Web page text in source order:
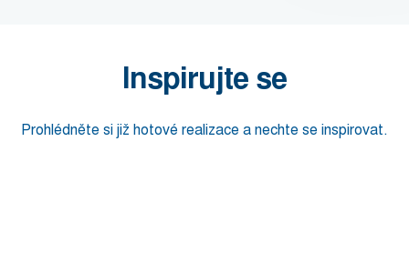
Inspirujte se
Prohlédněte si již hotové realizace a nechte se inspirovat.